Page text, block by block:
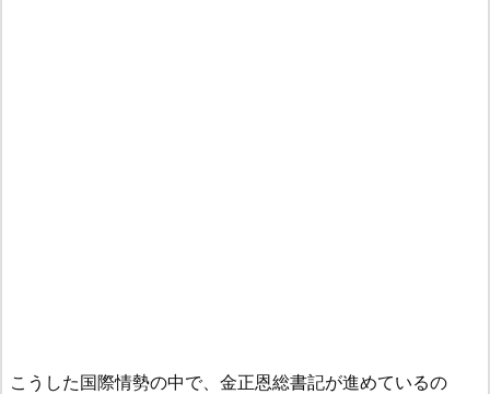
こうした国際情勢の中で、金正恩総書記が進めているの